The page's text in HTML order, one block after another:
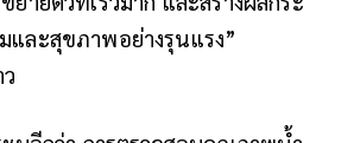
และสุขภาพอย่างรุนแรง”